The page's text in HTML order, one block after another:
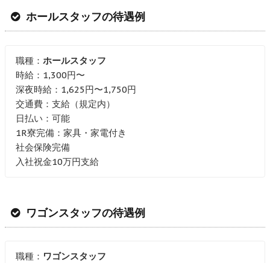
ホールスタッフの待遇例
職種：ホールスタッフ
時給：1,300円〜
深夜時給：1,625円〜1,750円
交通費：支給（規定内）
日払い：可能
1R寮完備：家具・家電付き
社会保険完備
入社祝金10万円支給
ワゴンスタッフの待遇例
職種： ワゴンスタッフ